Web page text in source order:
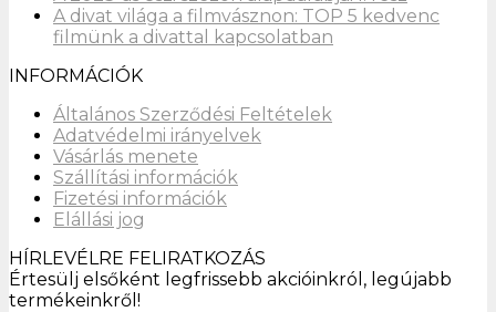
A divat világa a filmvásznon: TOP 5 kedvenc
filmünk a divattal kapcsolatban
INFORMÁCIÓK
Általános Szerződési Feltételek
Adatvédelmi irányelvek
Vásárlás menete
Szállítási információk
Fizetési információk
Elállási jog
HÍRLEVÉLRE FELIRATKOZÁS
Értesülj elsőként legfrissebb akcióinkról, legújabb
termékeinkről!